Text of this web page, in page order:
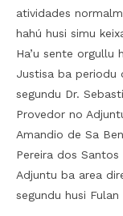
atividades
hahú husi simu
Ha’u sente orgullu
Justisa ba periodu
segundu Dr.
Provedor no
Amandio de Sa
Pereira dos Santos
Adjuntu ba area
segundu husi